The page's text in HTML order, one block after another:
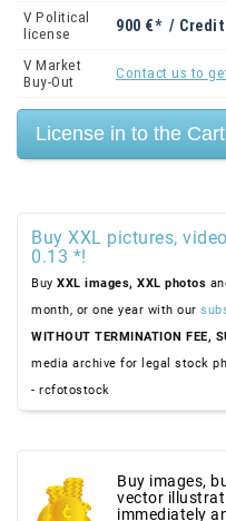
V Political
license
900 €* /
V Market
Buy-Out
Contact us to
Buy XXL pictures,
0.13 *!
Buy XXL images, XXL photos
month, or one year with our
WITHOUT TERMINATION FEE,
media archive for legal stock
- rcfotostock
Buy images,
vector
immediately